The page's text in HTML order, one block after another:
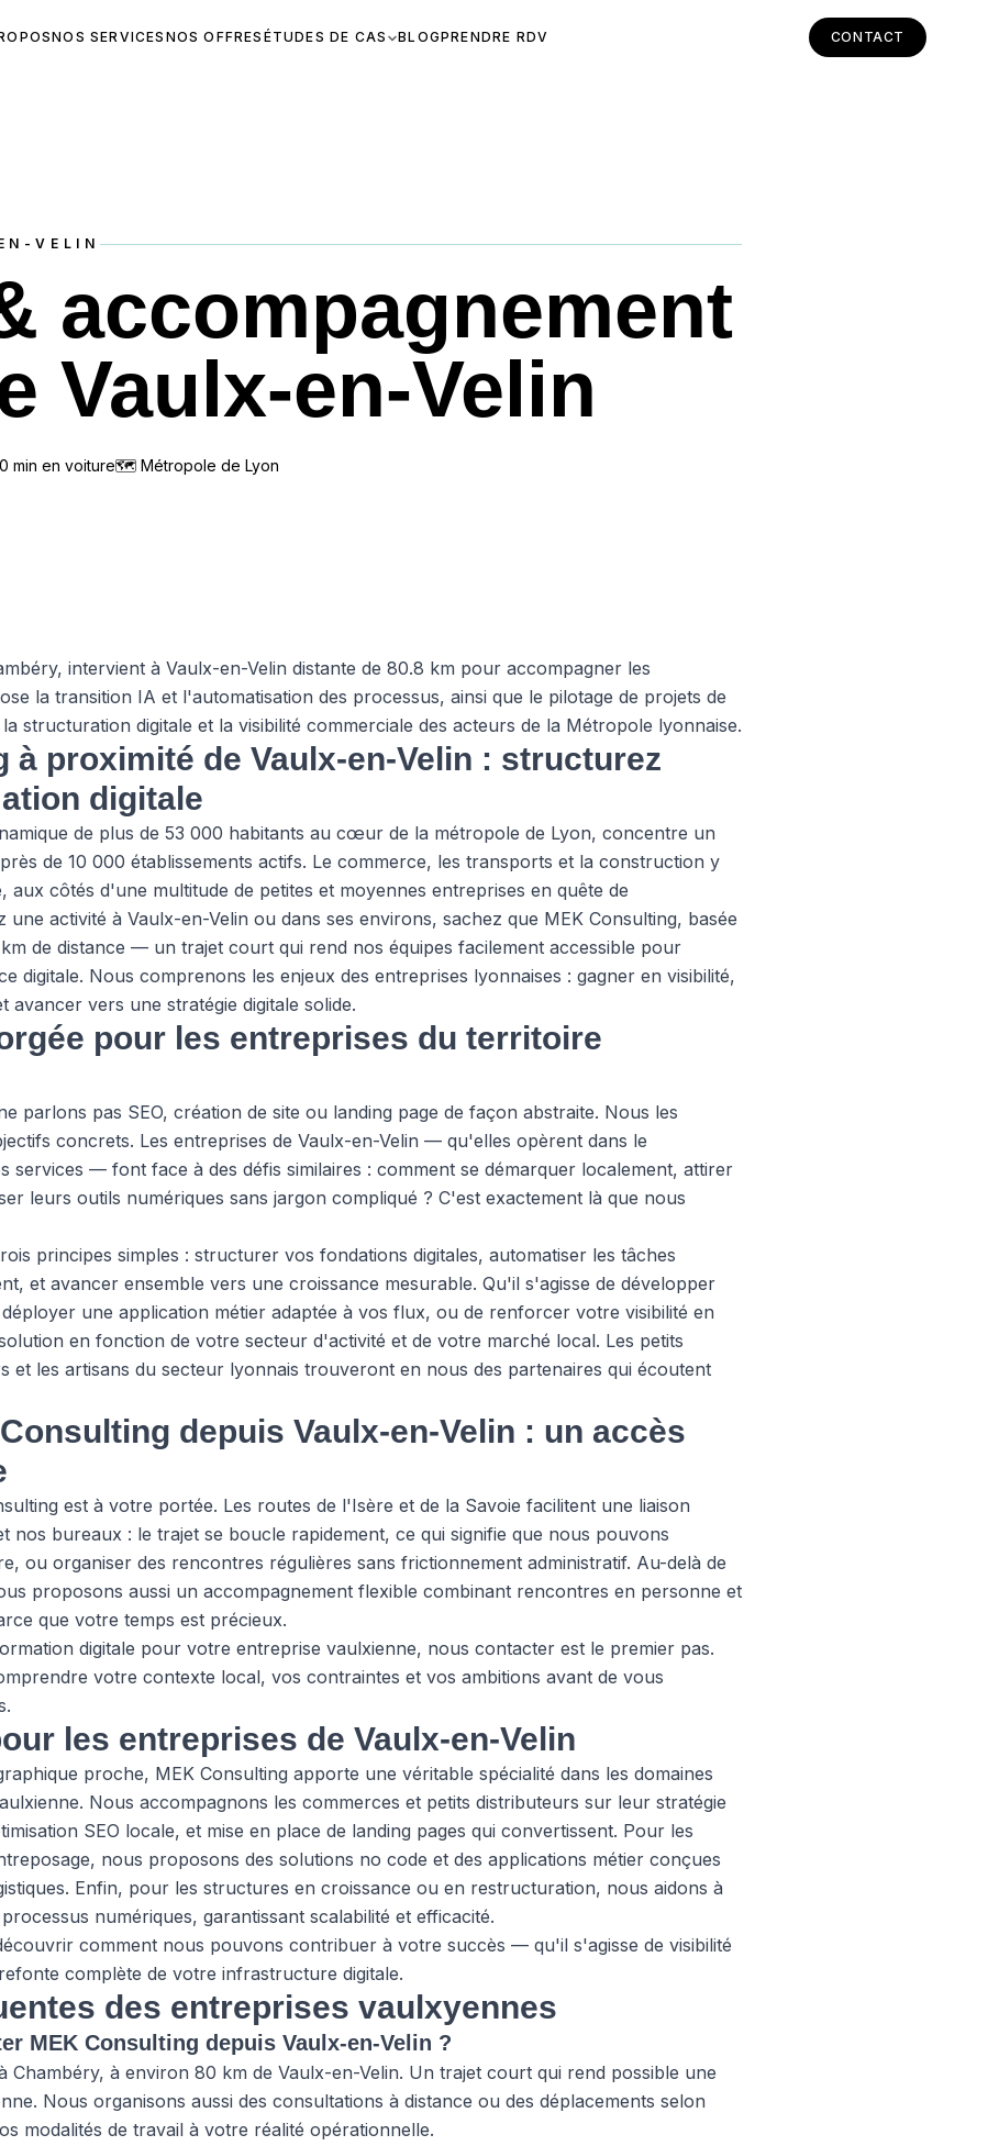
NOS SERVICES NOS OFFRES ÉTUDES DE CAS BLOGPRENDRE RDV CONTACT
VELIN
accompagnement
Vaulx-en-Velin
0 min en voiture🗺 Métropole de Lyon
intervient à Vaulx-en-Velin distante de 80.8 km pour accompagner les
la transition IA et l'automatisation des processus, ainsi que le pilotage de projets de
structuration digitale et la visibilité commerciale des acteurs de la Métropole lyonnaise.
à proximité de Vaulx-en-Velin : structurez
digitale
de plus de 53 000 habitants au cœur de la métropole de Lyon, concentre un
de 10 000 établissements actifs. Le commerce, les transports et la construction y
côtés d'une multitude de petites et moyennes entreprises en quête de
une activité à Vaulx-en-Velin ou dans ses environs, sachez que MEK Consulting, basée
de distance — un trajet court qui rend nos équipes facilement accessible pour
digitale. Nous comprenons les enjeux des entreprises lyonnaises : gagner en visibilité,
avancer vers une stratégie digitale solide.
pour les entreprises du territoire
parlons pas SEO, création de site ou landing page de façon abstraite. Nous les
concrets. Les entreprises de Vaulx-en-Velin — qu'elles opèrent dans le
services — font face à des défis similaires : comment se démarquer localement, attirer
leurs outils numériques sans jargon compliqué ? C'est exactement là que nous
principes simples : structurer vos fondations digitales, automatiser les tâches
et avancer ensemble vers une croissance mesurable. Qu'il s'agisse de développer
une application métier adaptée à vos flux, ou de renforcer votre visibilité en
en fonction de votre secteur d'activité et de votre marché local. Les petits
et les artisans du secteur lyonnais trouveront en nous des partenaires qui écoutent
depuis Vaulx-en-Velin : un accès
est à votre portée. Les routes de l'Isère et de la Savoie facilitent une liaison
nos bureaux : le trajet se boucle rapidement, ce qui signifie que nous pouvons
ou organiser des rencontres régulières sans frictionnement administratif. Au-delà de
proposons aussi un accompagnement flexible combinant rencontres en personne et
que votre temps est précieux.
digitale pour votre entreprise vaulxienne, nous contacter est le premier pas.
votre contexte local, vos contraintes et vos ambitions avant de vous
les entreprises de Vaulx-en-Velin
proche, MEK Consulting apporte une véritable spécialité dans les domaines
Nous accompagnons les commerces et petits distributeurs sur leur stratégie
SEO locale, et mise en place de landing pages qui convertissent. Pour les
nous proposons des solutions no code et des applications métier conçues
Enfin, pour les structures en croissance ou en restructuration, nous aidons à
numériques, garantissant scalabilité et efficacité.
comment nous pouvons contribuer à votre succès — qu'il s'agisse de visibilité
complète de votre infrastructure digitale.
des entreprises vaulxyennes
MEK Consulting depuis Vaulx-en-Velin ?
Chambéry, à environ 80 km de Vaulx-en-Velin. Un trajet court qui rend possible une
Nous organisons aussi des consultations à distance ou des déplacements selon
modalités de travail à votre réalité opérationnelle.